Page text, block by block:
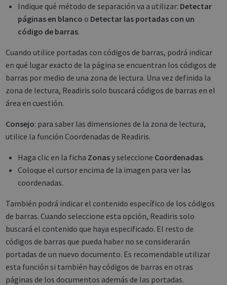
Indique qué método de separación va a utilizar: Detectar
páginas en blanco o Detectar las portadas con un
código de barras.
Cuando utilice portadas con códigos de barras, podrá indicar
en qué lugar exacto de la página se encuentran los códigos de
barras por medio de una zona de lectura. Una vez definida la
zona de lectura, Readiris solo buscará códigos de barras en el
área en cuestión.
Consejo: para saber las dimensiones de la zona de lectura,
utilice la función Coordenadas de Readiris.
Haga clic en la ficha Zonasy seleccione Coordenadas.
Coloque el cursor encima de la imagen para ver las
coordenadas.
También podrá indicar el contenido específico de los códigos
de barras. Cuando seleccione esta opción, Readiris solo
buscará el contenido que haya especificado. El resto de
códigos de barras que pueda haber no se considerarán
portadas de un nuevo documento. Es recomendable utilizar
esta función si también hay códigos de barras en otras
páginas de los documentos además de las portadas.